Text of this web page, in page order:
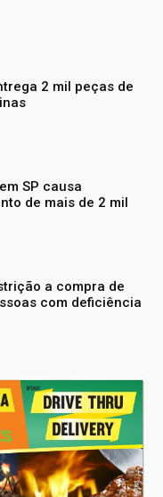
2 mil peças de
SP causa
de mais de 2 mil
a compra de
com deficiência